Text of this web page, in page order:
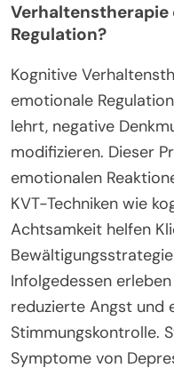
Regulation?
Kognitive
emotionale
lehrt, negative
modifizieren. Dieser
emotionalen
KVT-Techniken wie
Achtsamkeit helfen
Infolgedessen
reduzierte Angst und
Stimmungskontrolle.
Symptome von